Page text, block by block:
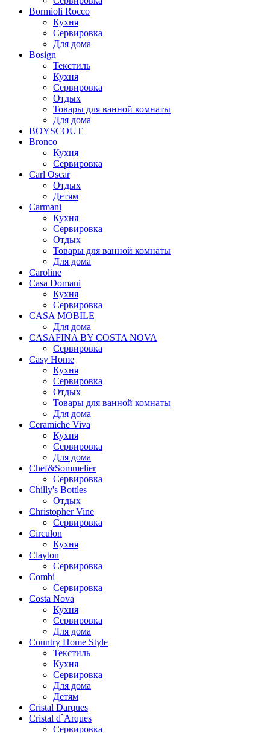
Bormioli Rocco
Кухня
Сервировка
Для дома
Bosign
Текстиль
Кухня
Сервировка
Отдых
Товары для ванной комнаты
Для дома
BOYSCOUT
Bronco
Кухня
Сервировка
Carl Oscar
Отдых
Детям
Carmani
Кухня
Сервировка
Отдых
Товары для ванной комнаты
Для дома
Caroline
Casa Domani
Кухня
Сервировка
CASA MOBILE
Для дома
CASAFINA BY COSTA NOVA
Сервировка
Casy Home
Кухня
Сервировка
Отдых
Товары для ванной комнаты
Для дома
Ceramiche Viva
Кухня
Сервировка
Для дома
Chef&Sommelier
Сервировка
Chilly's Bottles
Отдых
Christopher Vine
Сервировка
Circulon
Кухня
Clayton
Сервировка
Combi
Сервировка
Costa Nova
Кухня
Сервировка
Для дома
Country Home Style
Текстиль
Кухня
Сервировка
Для дома
Детям
Cristal Darques
Cristal d`Arques
Сервировка